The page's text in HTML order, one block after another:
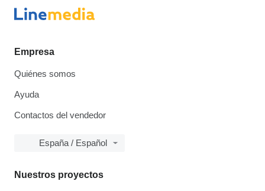
Empresa
Quiénes somos
Ayuda
Contactos del vendedor
España / Español
Nuestros proyectos